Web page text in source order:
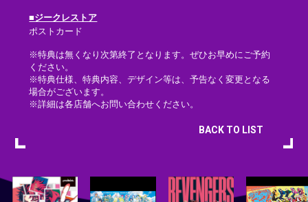
■ジークレストア
ポストカード
※特典は無くなり次第終了となります。ぜひお早めにご予約
ください。
※特典仕様、特典内容、デザイン等は、予告なく変更となる
場合がございます。
※詳細は各店舗へお問い合わせください。
BACK TO LIST